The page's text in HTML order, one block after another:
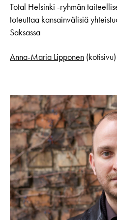
Total Helsinki -ryhmän
toteuttaa kansainvälisiä
Saksassa
Anna-Maria Lipponen (kotisivu)